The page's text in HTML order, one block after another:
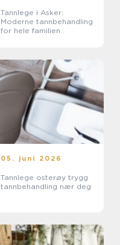
Tannlege i Asker:
Moderne tannbehandling
for hele familien
05. juni 2026
Tannlege osterøy trygg
tannbehandling nær deg